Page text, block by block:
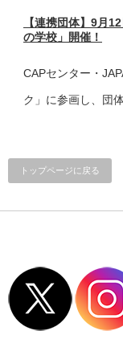
【連携団体】9月
の学校」開催！
CAPセンター・
ク」に参画し、団
トップページに戻る